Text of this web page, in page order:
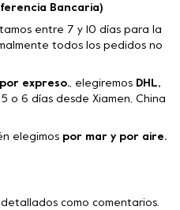
Bancaria)
entre 7 y 10 días para la
todos los pedidos no
expreso., elegiremos DHL,
o 6 días desde Xiamen, China
elegimos por mar y por aire.
como comentarios.